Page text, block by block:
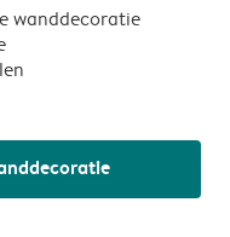
wanddecoratie